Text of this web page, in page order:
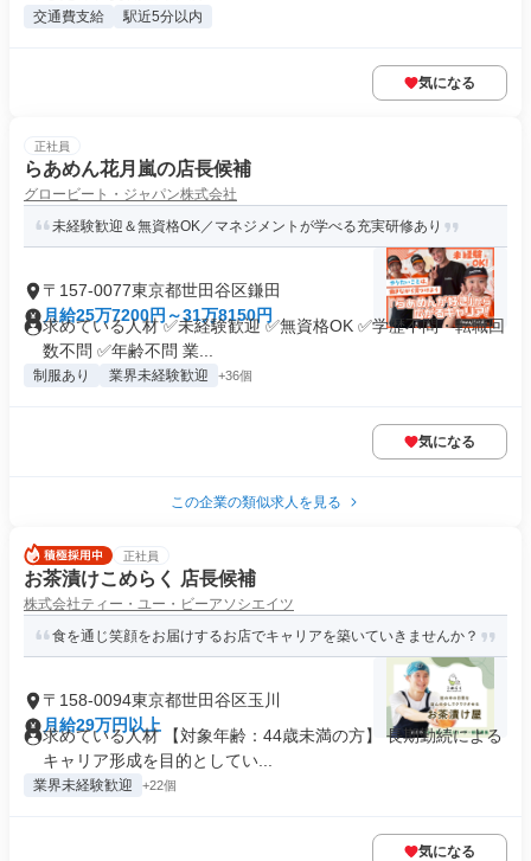
交通費支給 駅近5分以内
気になる
正社員
らあめん花月嵐の店長候補
グロービート・ジャパン株式会社
未経験歓迎＆無資格OK／マネジメントが学べる充実研修あり
〒157-0077東京都世田谷区鎌田
月給25万7200円～31万8150円
求めている人材 ✅未経験歓迎 ✅無資格OK ✅学歴不問・転職回
数不問 ✅年齢不問 業...
制服あり 業界未経験歓迎 +36個
気になる
この企業の類似求人を見る
正社員
お茶漬けこめらく 店長候補
株式会社ティー・ユー・ビーアソシエイツ
食を通じ笑顔をお届けするお店でキャリアを築いていきませんか？
〒158-0094東京都世田谷区玉川
月給29万円以上
求めている人材 【対象年齢：44歳未満の方】 長期勤続による
キャリア形成を目的としてい...
業界未経験歓迎 +22個
気になる